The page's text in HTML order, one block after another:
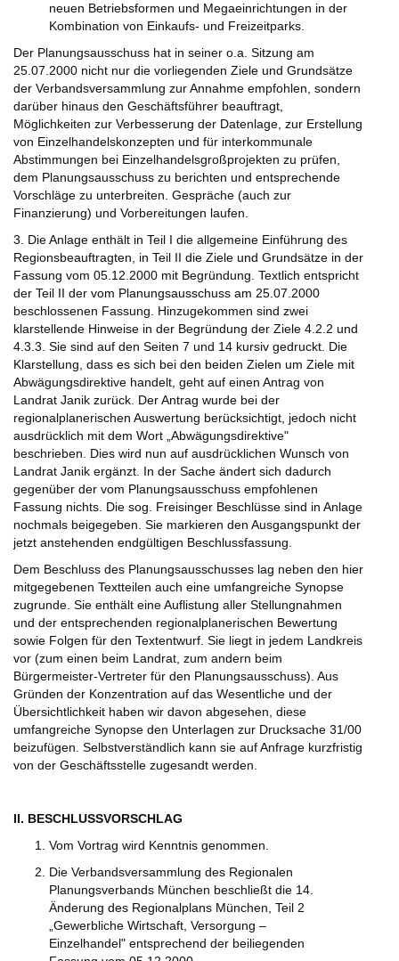
neuen Betriebsformen und Megaeinrichtungen in der
Kombination von Einkaufs- und Freizeitparks.
Der Planungsausschuss hat in seiner o.a. Sitzung am
25.07.2000 nicht nur die vorliegenden Ziele und Grundsätze
der Verbandsversammlung zur Annahme empfohlen, sondern
darüber hinaus den Geschäftsführer beauftragt,
Möglichkeiten zur Verbesserung der Datenlage, zur Erstellung
von Einzelhandelskonzepten und für interkommunale
Abstimmungen bei Einzelhandelsgroßprojekten zu prüfen,
dem Planungsausschuss zu berichten und entsprechende
Vorschläge zu unterbreiten. Gespräche (auch zur
Finanzierung) und Vorbereitungen laufen.
3. Die Anlage enthält in Teil I die allgemeine Einführung des
Regionsbeauftragten, in Teil II die Ziele und Grundsätze in der
Fassung vom 05.12.2000 mit Begründung. Textlich entspricht
der Teil II der vom Planungsausschuss am 25.07.2000
beschlossenen Fassung. Hinzugekommen sind zwei
klarstellende Hinweise in der Begründung der Ziele 4.2.2 und
4.3.3. Sie sind auf den Seiten 7 und 14 kursiv gedruckt. Die
Klarstellung, dass es sich bei den beiden Zielen um Ziele mit
Abwägungsdirektive handelt, geht auf einen Antrag von
Landrat Janik zurück. Der Antrag wurde bei der
regionalplanerischen Auswertung berücksichtigt, jedoch nicht
ausdrücklich mit dem Wort „Abwägungsdirektive"
beschrieben. Dies wird nun auf ausdrücklichen Wunsch von
Landrat Janik ergänzt. In der Sache ändert sich dadurch
gegenüber der vom Planungsausschuss empfohlenen
Fassung nichts. Die sog. Freisinger Beschlüsse sind in Anlage
nochmals beigegeben. Sie markieren den Ausgangspunkt der
jetzt anstehenden endgültigen Beschlussfassung.
Dem Beschluss des Planungsausschusses lag neben den hier
mitgegebenen Textteilen auch eine umfangreiche Synopse
zugrunde. Sie enthält eine Auflistung aller Stellungnahmen
und der entsprechenden regionalplanerischen Bewertung
sowie Folgen für den Textentwurf. Sie liegt in jedem Landkreis
vor (zum einen beim Landrat, zum andern beim
Bürgermeister-Vertreter für den Planungsausschuss). Aus
Gründen der Konzentration auf das Wesentliche und der
Übersichtlichkeit haben wir davon abgesehen, diese
umfangreiche Synopse den Unterlagen zur Drucksache 31/00
beizufügen. Selbstverständlich kann sie auf Anfrage kurzfristig
von der Geschäftsstelle zugesandt werden.
II. BESCHLUSSVORSCHLAG
Vom Vortrag wird Kenntnis genommen.
Die Verbandsversammlung des Regionalen
Planungsverbands München beschließt die 14.
Änderung des Regionalplans München, Teil 2
„Gewerbliche Wirtschaft, Versorgung –
Einzelhandel" entsprechend der beiliegenden